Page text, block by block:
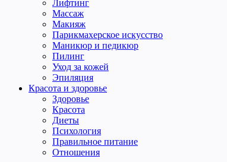
Лифтинг
Массаж
Макияж
Парикмахерское искусство
Маникюр и педикюр
Пилинг
Уход за кожей
Эпиляция
Красота и здоровье
Здоровье
Красота
Диеты
Психология
Правильное питание
Отношения